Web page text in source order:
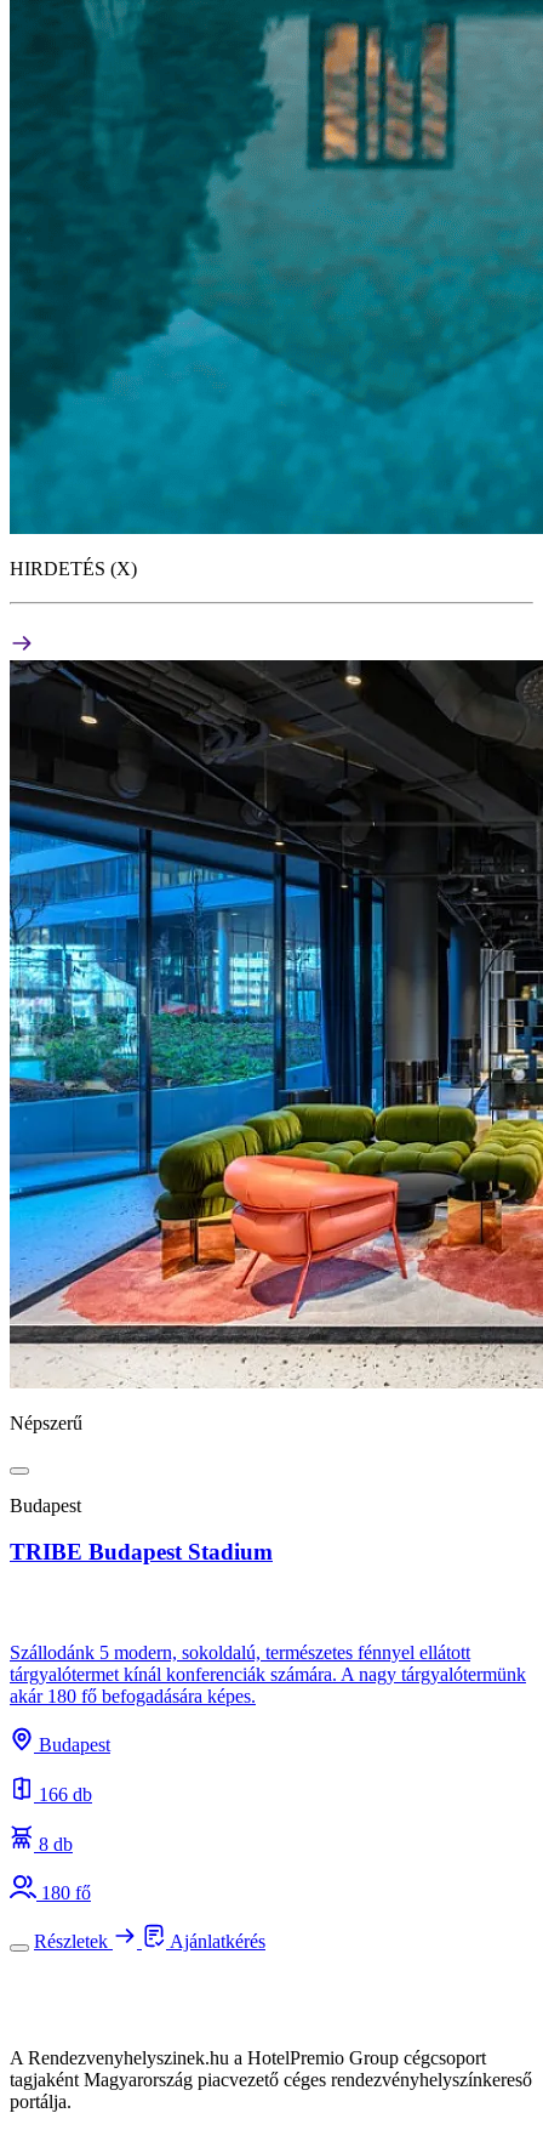
HIRDETÉS (X)
Népszerű
Budapest
TRIBE Budapest Stadium
Szállodánk 5 modern, sokoldalú, természetes fénnyel ellátott
tárgyalótermet kínál konferenciák számára. A nagy tárgyalótermünk
akár 180 fő befogadására képes.
Budapest
166 db
8 db
180 fő
Részletek Ajánlatkérés
A Rendezvenyhelyszinek.hu a HotelPremio Group cégcsoport
tagjaként Magyarország piacvezető céges rendezvényhelyszínkereső
portálja.